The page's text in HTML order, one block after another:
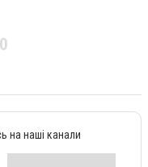
на наші канали